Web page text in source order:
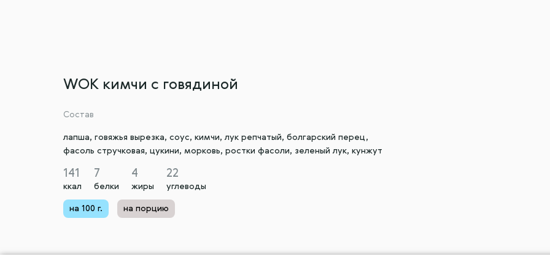
WOK кимчи с говядиной
Состав
лапша, говяжья вырезка, соус, кимчи, лук репчатый, болгарский перец,
фасоль стручковая, цукини, морковь, ростки фасоли, зеленый лук, кунжут
141
ккал
7
белки
4
жиры
22
углеводы
на 100 г. на порцию